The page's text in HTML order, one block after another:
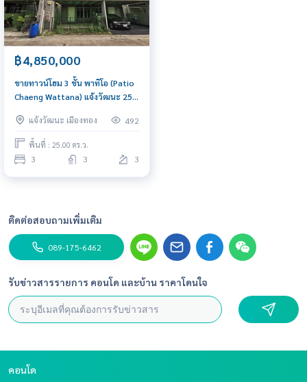
฿4,850,000
ขายทาวน์โฮม 3 ชั้น พาทิโอ (Patio
Chaeng Wattana) แจ้งวัฒนะ 25
แจ้งวัฒนะ เมืองทอง
492
พื้นที่ : 25.00 ตร.ว.
3 3 3
ติดต่อสอบถามเพิ่มเติม
089-175-6462
รับข่าวสารรายการ คอนโด และบ้าน ราคาโดนใจ
คอนโด